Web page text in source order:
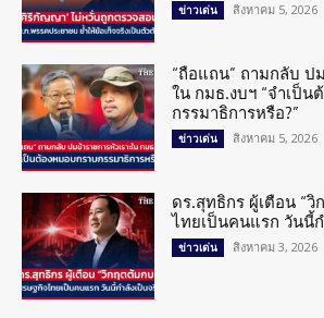
ข่าวเด่น สิงหาคม 5, 2026
“ถือแถน” ถามกลับ ป
ใน กมธ.งบฯ “จำเป็น
กรรมาธิการหรือ?”
ข่าวเด่น สิงหาคม 5, 2026
ดร.สุทธิกร ผู้เตือน “
ไทยเป็นคนแรก วันนี้ก
ข่าวเด่น สิงหาคม 3, 2026